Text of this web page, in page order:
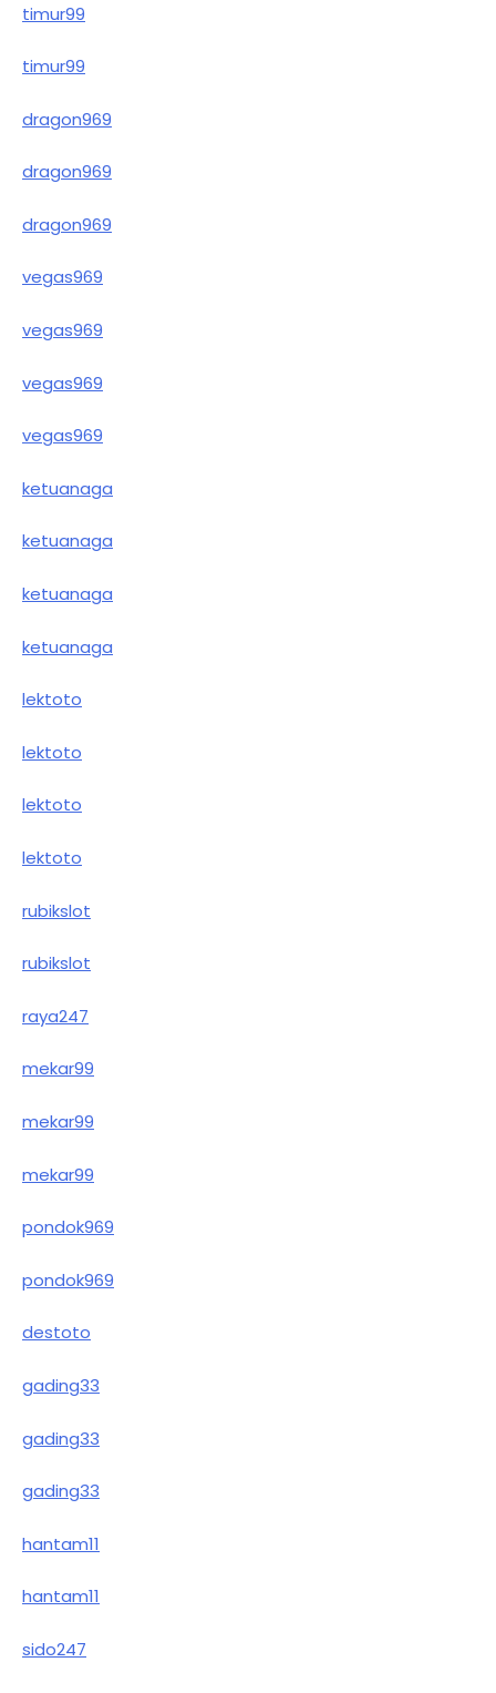
timur99
timur99
dragon969
dragon969
dragon969
vegas969
vegas969
vegas969
vegas969
ketuanaga
ketuanaga
ketuanaga
ketuanaga
lektoto
lektoto
lektoto
lektoto
rubikslot
rubikslot
raya247
mekar99
mekar99
mekar99
pondok969
pondok969
destoto
gading33
gading33
gading33
hantam11
hantam11
sido247